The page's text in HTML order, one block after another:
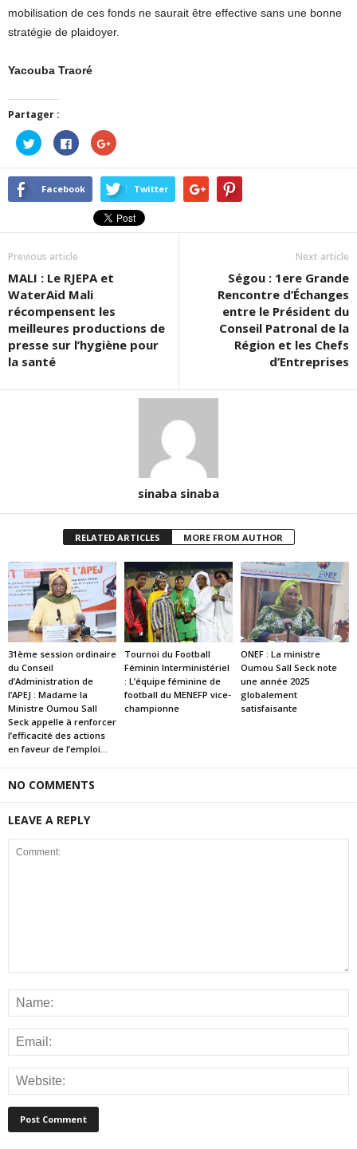
mobilisation de ces fonds ne saurait être effective sans une bonne
stratégie de plaidoyer.
Yacouba Traoré
Partager :
Cliquez
pour
partager
sur
Twitter(ouvre
dans
Cliquez
pour
partager
sur
Facebook(ouvre
dans
nouvelle
fenêtre)
Cliquez
pour
sur
Google+
(ouvre
dans
une
nouvelle
fenêtre)
Facebook Twitter
Previous article
MALI : Le RJEPA et
WaterAid Mali
récompensent les
meilleures productions de
presse sur l’hygiène pour
la santé
Next article
Ségou : 1ere Grande
Rencontre d’Échanges
entre le Président du
Conseil Patronal de la
Région et les Chefs
d’Entreprises
sinaba sinaba
RELATED ARTICLES MORE FROM AUTHOR
31ème session ordinaire
du Conseil
d’Administration de
l’APEJ : Madame la
Ministre Oumou Sall
Seck appelle à renforcer
l’efficacité des actions
en faveur de l’emploi...
Tournoi du Football
Féminin Interministériel
: L’équipe féminine de
football du MENEFP vice-
championne
ONEF : La ministre
Oumou Sall Seck note
une année 2025
globalement
satisfaisante
NO COMMENTS
LEAVE A REPLY